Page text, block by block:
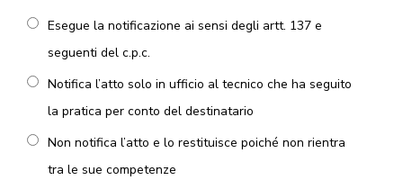
Esegue la notificazione ai sensi degli artt. 137 e
seguenti del c.p.c.
Notifica l’atto solo in ufficio al tecnico che ha seguito
la pratica per conto del destinatario
Non notifica l’atto e lo restituisce poiché non rientra
tra le sue competenze